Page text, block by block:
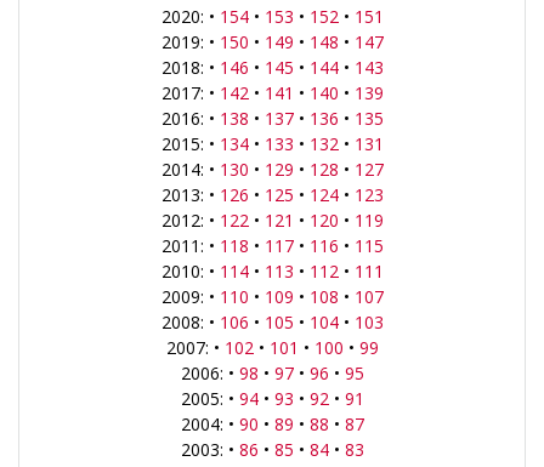
2020: • 154• 153 • 152 • 151
2019: • 150 • 149 • 148 • 147
2018: • 146 • 145 • 144• 143
2017: • 142 • 141 • 140 • 139
2016: • 138 • 137• 136 • 135
2015: • 134• 133 • 132 • 131
2014: • 130 • 129 • 128 • 127
2013: • 126 • 125 • 124• 123
2012: • 122 • 121 • 120 • 119
2011: • 118 • 117• 116 • 115
2010: • 114• 113 • 112 • 111
2009: • 110 • 109 • 108 • 107
2008: • 106 • 105 • 104• 103
2007: • 102 • 101 • 100 • 99
2006: • 98 • 97• 96 • 95
2005: • 94• 93 • 92 • 91
2004: • 90 • 89 • 88 • 87
2003: • 86 • 85 • 84• 83